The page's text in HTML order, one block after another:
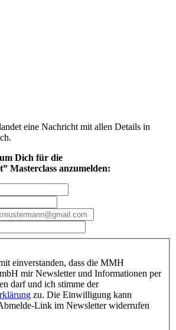
eine Nachricht mit allen Details in
Dich für die
Masterclass anzumelden:
einverstanden, dass die MMH
mir Newsletter und Informationen per
darf und ich stimme der
zu. Die Einwilligung kann
Link im Newsletter widerrufen